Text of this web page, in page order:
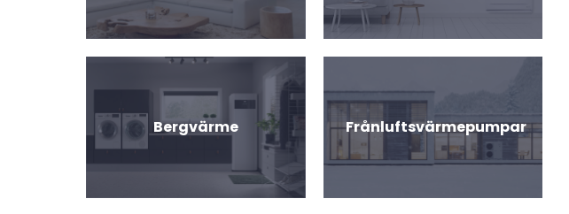
Bergvärme Frånluftsvärmepumpar